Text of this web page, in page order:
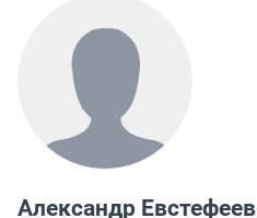
Александр Евстефеев